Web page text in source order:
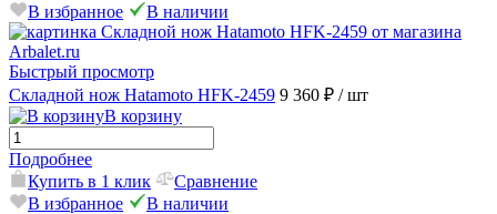
В избранное
В наличии
Быстрый просмотр
Складной нож Hatamoto HFK-2459 9 360 ₽ / шт
В корзину
Подробнее
Купить в 1 клик
Сравнение
В избранное
В наличии